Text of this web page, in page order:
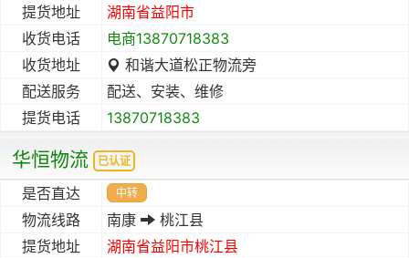
提货地址 湖南省益阳市
收货电话
电商13870718383
收货地址
和谐大道松正物流旁
配送服务
配送、安装、维修
提货电话
13870718383
华恒物流 已认证
是否直达 中转
物流线路 南康
桃江县
提货地址
湖南省益阳市桃江县